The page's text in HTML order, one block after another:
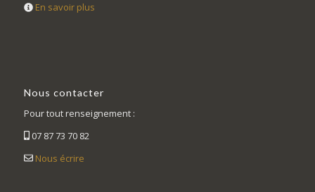
En savoir plus
Nous contacter
Pour tout renseignement :
07 87 73 70 82
Nous écrire